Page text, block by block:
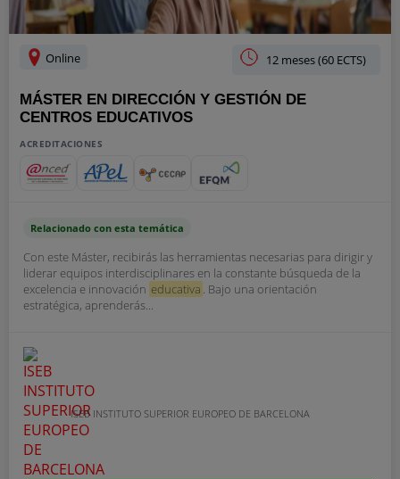
Online 12 meses (60 ECTS)
MÁSTER EN DIRECCIÓN Y GESTIÓN DE
CENTROS EDUCATIVOS
ACREDITACIONES
Relacionado con esta temática
Con este Máster, recibirás las herramientas necesarias para dirigir y
liderar equipos interdisciplinares en la constante búsqueda de la
excelencia e innovación educativa . Bajo una orientación
estratégica, aprenderás...
ISEB INSTITUTO SUPERIOR EUROPEO DE BARCELONA